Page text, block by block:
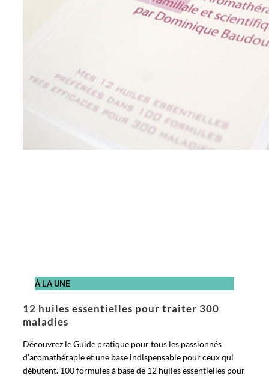
À LA UNE
12 huiles essentielles pour traiter 300
maladies
Découvrez le Guide pratique pour tous les passionnés
d’aromathérapie et une base indispensable pour ceux qui
débutent. 100 formules à base de 12 huiles essentielles pour